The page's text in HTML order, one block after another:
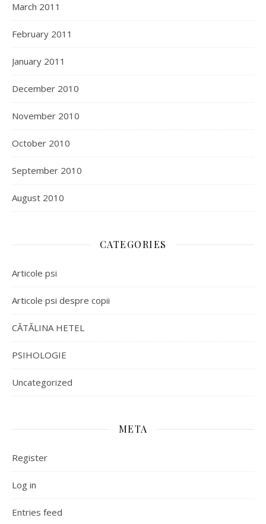
March 2011
February 2011
January 2011
December 2010
November 2010
October 2010
September 2010
August 2010
CATEGORIES
Articole psi
Articole psi despre copii
CĂTĂLINA HETEL
PSIHOLOGIE
Uncategorized
META
Register
Log in
Entries feed